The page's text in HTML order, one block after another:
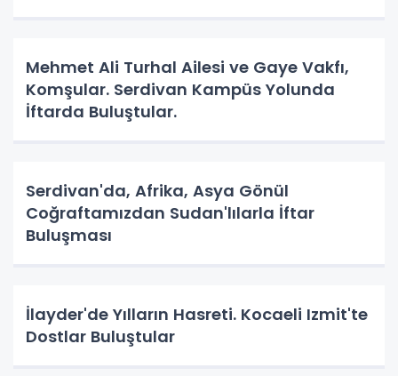
Mehmet Ali Turhal Ailesi ve Gaye Vakfı,
Komşular. Serdivan Kampüs Yolunda
İftarda Buluştular.
Serdivan'da, Afrika, Asya Gönül
Coğraftamızdan Sudan'lılarla İftar
Buluşması
İlayder'de Yılların Hasreti. Kocaeli Izmit'te
Dostlar Buluştular